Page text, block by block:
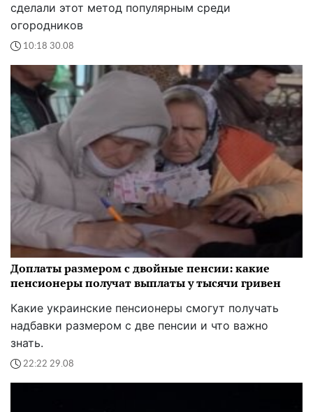
сделали этот метод популярным среди
огородников
10:18 30.08
Доплаты размером с двойные пенсии: какие
пенсионеры получат выплаты у тысячи гривен
Какие украинские пенсионеры смогут получать
надбавки размером с две пенсии и что важно
знать.
22:22 29.08